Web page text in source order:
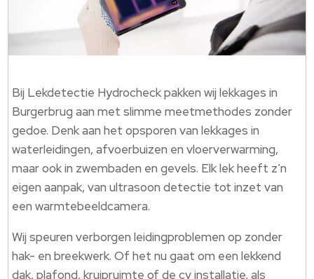
Bij Lekdetectie Hydrocheck pakken wij lekkages in
Burgerbrug aan met slimme meetmethodes zonder
gedoe.​ Denk aan het opsporen van lekkages in
waterleidingen, afvoerbuizen en vloerverwarming,
maar ook in zwembaden en gevels.​ Elk lek heeft z’n
eigen aanpak, van ultrasoon detectie tot inzet van
een warmtebeeldcamera.​
Wij speuren verborgen leidingproblemen op zonder
hak- en breekwerk.​ Of het nu gaat om een lekkend
dak, plafond, kruipruimte of de cv installatie, als